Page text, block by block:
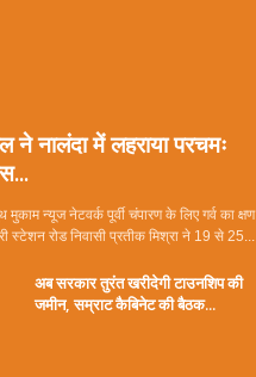
ने नालंदा में लहराया परचमः
मुकाम न्यूज नेटवर्क पूर्वी चंपारण के लिए गर्व का क्षण
स्टेशन रोड निवासी प्रतीक मिश्रा ने 19 से 25...
अब सरकार तुरंत खरीदेगी टाउनशिप की
जमीन, सम्राट कैबिनेट की बैठक...